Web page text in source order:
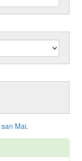
san Mai.